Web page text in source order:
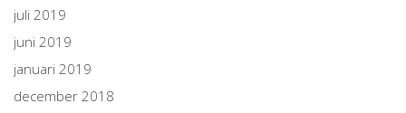
juli 2019
juni 2019
januari 2019
december 2018